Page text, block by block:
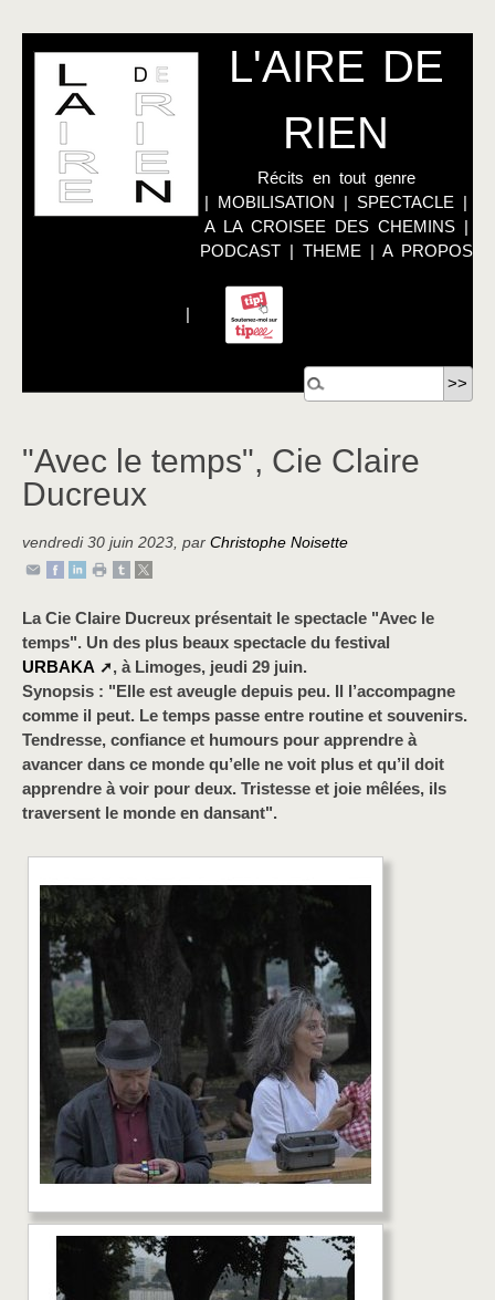
L'AIRE DE
RIEN
Récits en tout genre
| MOBILISATION | SPECTACLE |
A LA CROISEE DES CHEMINS|
PODCAST| THEME | A PROPOS
|
"Avec le temps", Cie Claire
Ducreux
vendredi 30 juin 2023, par Christophe Noisette
La Cie Claire Ducreux présentait le spectacle "Avec le
temps". Un des plus beaux spectacle du festival
URBAKA
, à Limoges, jeudi 29 juin.
Synopsis : "Elle est aveugle depuis peu. Il l’accompagne
comme il peut. Le temps passe entre routine et souvenirs.
Tendresse, confiance et humours pour apprendre à
avancer dans ce monde qu’elle ne voit plus et qu’il doit
apprendre à voir pour deux. Tristesse et joie mêlées, ils
traversent le monde en dansant".